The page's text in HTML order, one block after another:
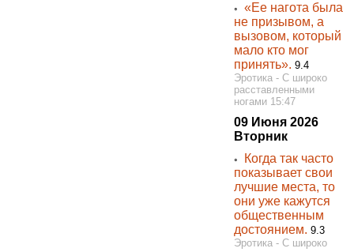
◦«Ее нагота была
не призывом, а
вызовом, который
мало кто мог
принять». 9.4
Эротика - С широко
расставленными
ногами 15:47
09 Июня 2026
Вторник
◦
Когда так часто
показывает свои
лучшие места, то
они уже кажутся
общественным
достоянием. 9.3
Эротика - С широко